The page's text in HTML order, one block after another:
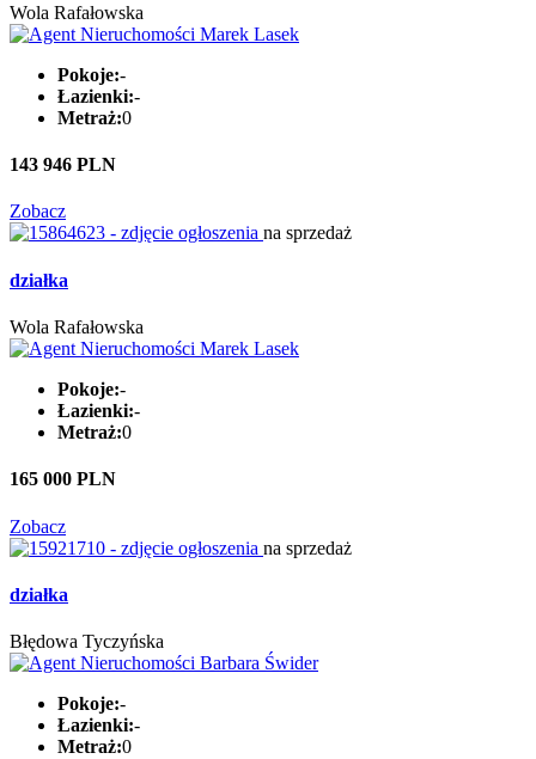
Wola Rafałowska
Pokoje:-
Łazienki:-
Metraż:0
143 946 PLN
Zobacz
na sprzedaż
działka
Wola Rafałowska
Pokoje:-
Łazienki:-
Metraż:0
165 000 PLN
Zobacz
na sprzedaż
działka
Błędowa Tyczyńska
Pokoje:-
Łazienki:-
Metraż:0